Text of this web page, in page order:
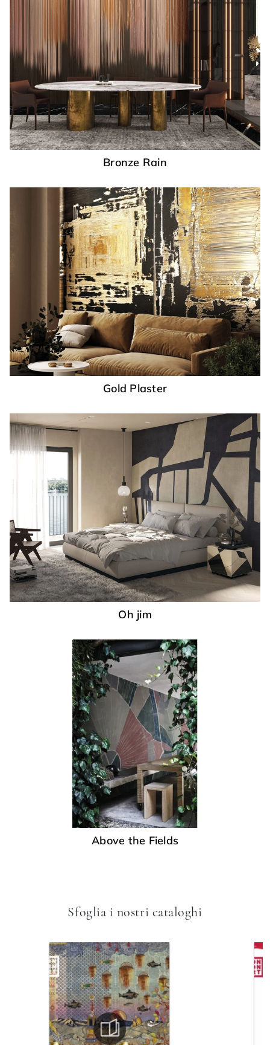
Bronze Rain
Gold Plaster
Oh jim
Above the Fields
Sfoglia i nostri cataloghi